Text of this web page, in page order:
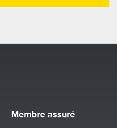
Membre assuré